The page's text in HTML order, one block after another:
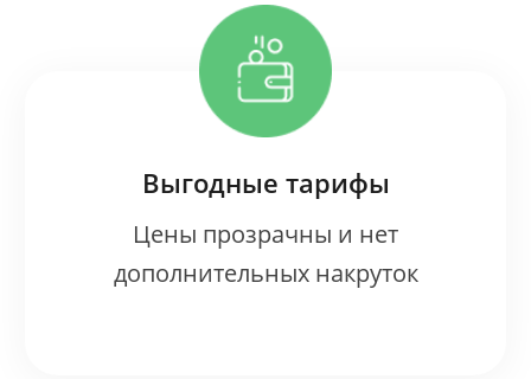
Выгодные тарифы
Цены прозрачны и нет
дополнительных накруток